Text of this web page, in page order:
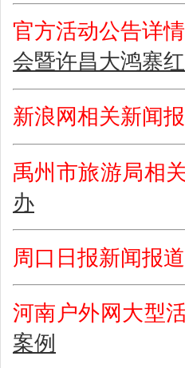
官方活动公告详情
会暨许昌大鸿寨
新浪网相关新闻
禹州市旅游局相
办
周口日报新闻报道
河南户外网大型
案例